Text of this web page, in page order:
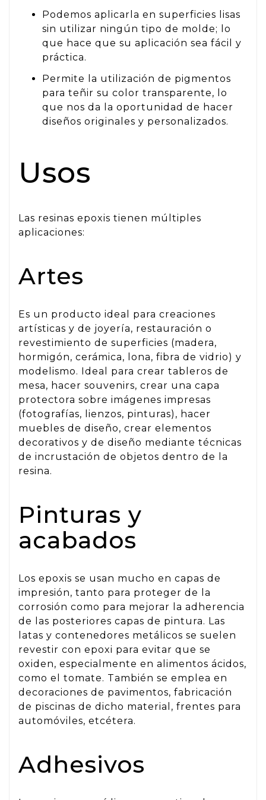
Podemos aplicarla en superficies lisas
sin utilizar ningún tipo de molde; lo
que hace que su aplicación sea fácil y
práctica.
Permite la utilización de pigmentos
para teñir su color transparente, lo
que nos da la oportunidad de hacer
diseños originales y personalizados.
Usos
Las resinas epoxis tienen múltiples
aplicaciones:
Artes
Es un producto ideal para creaciones
artísticas y de joyería, restauración o
revestimiento de superficies (madera,
hormigón, cerámica, lona, ​​fibra de vidrio) y
modelismo. Ideal para crear tableros de
mesa, hacer souvenirs, crear una capa
protectora sobre imágenes impresas
(fotografías, lienzos, pinturas), hacer
muebles de diseño, crear elementos
decorativos y de diseño mediante técnicas
de incrustación de objetos dentro de la
resina.
Pinturas y
acabados
Los epoxis se usan mucho en capas de
impresión, tanto para proteger de la
corrosión como para mejorar la adherencia
de las posteriores capas de pintura. Las
latas y contenedores metálicos se suelen
revestir con epoxi para evitar que se
oxiden, especialmente en alimentos ácidos,
como el tomate. También se emplea en
decoraciones de pavimentos, fabricación
de piscinas de dicho material, frentes para
automóviles, etcétera.
Adhesivos